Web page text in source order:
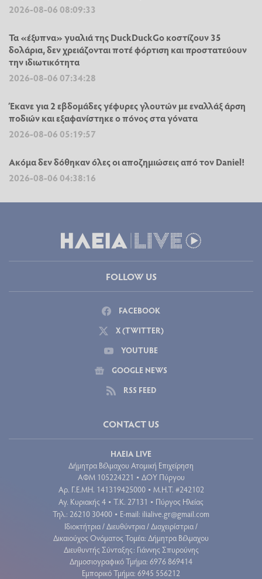
2026-08-06 08:09:33
Τα «έξυπνα» γυαλιά της DuckDuckGo κοστίζουν 35
δολάρια, δεν χρειάζονται ποτέ φόρτιση και προστατεύουν
την ιδιωτικότητα
2026-08-06 07:34:28
Έκανε για 2 εβδομάδες γέφυρες γλουτών με εναλλάξ άρση
ποδιών και εξαφανίστηκε ο πόνος στα γόνατα
2026-08-06 05:19:57
Ακόμα δεν δόθηκαν όλες οι αποζημιώσεις από τον Daniel!
2026-08-06 04:38:16
FOLLOW US
FACEBOOK
X (TWITTER)
YOUTUBE
GOOGLE NEWS
RSS FEED
CONTACT US
ΗΛΕΙΑ LIVE
Δήμητρα Βέλμαχου Ατομική Επιχείρηση
ΑΦΜ 105224221 • ΔΟΥ Πύργου
Aρ. Γ.Ε.ΜΗ. 141319425000 • Μ.Η.Τ. #242102
Αγ. Κυριακής 4 • Τ.Κ. 27131 • Πύργος Ηλείας
Τηλ.: 26210 30400 • E-mail: ilialive.gr@gmail.com
Ιδιοκτήτρια / Διευθύντρια / Διαχειρίστρια /
Δικαιούχος Ονόματος Τομέα: Δήμητρα Βέλμαχου
Διευθυντής Σύνταξης: Γιάννης Σπυρούνης
Δημοσιογραφικό Τμήμα: 6976 869414
Εμπορικό Τμήμα: 6945 556212